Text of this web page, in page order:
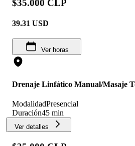
$35.000 CLP
39.31 USD
Ver horas
Drenaje Linfático Manual/Masaje
ModalidadPresencial
Duración45 min
Ver detalles